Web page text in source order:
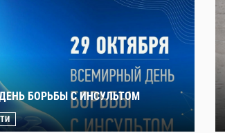
БОРЬБЫ С ИНСУЛЬТОМ